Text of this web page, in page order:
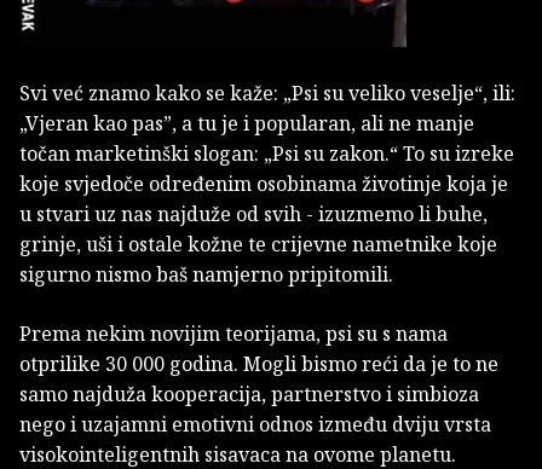
Svi već znamo kako se kaže: „Psi su veliko veselje“, ili:
„Vjeran kao pas”, a tu je i popularan, ali ne manje
točan marketinški slogan: „Psi su zakon.“ To su izreke
koje svjedoče određenim osobinama životinje koja je
u stvari uz nas najduže od svih - izuzmemo li buhe,
grinje, uši i ostale kožne te crijevne nametnike koje
sigurno nismo baš namjerno pripitomili.
Prema nekim novijim teorijama, psi su s nama
otprilike 30 000 godina. Mogli bismo reći da je to ne
samo najduža kooperacija, partnerstvo i simbioza
nego i uzajamni emotivni odnos između dviju vrsta
visokointeligentnih sisavaca na ovome planetu.